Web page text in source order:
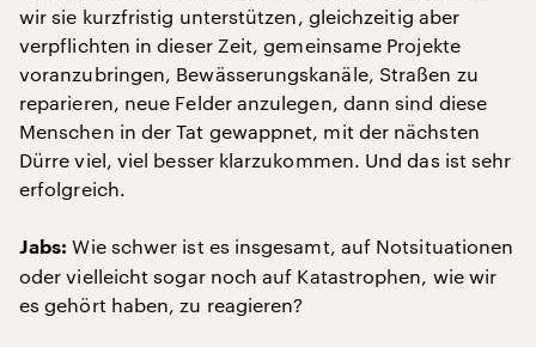
wir sie kurzfristig unterstützen, gleichzeitig aber
verpflichten in dieser Zeit, gemeinsame Projekte
voranzubringen, Bewässerungskanäle, Straßen zu
reparieren, neue Felder anzulegen, dann sind diese
Menschen in der Tat gewappnet, mit der nächsten
Dürre viel, viel besser klarzukommen. Und das ist sehr
erfolgreich.
Jabs: Wie schwer ist es insgesamt, auf Notsituationen
oder vielleicht sogar noch auf Katastrophen, wie wir
es gehört haben, zu reagieren?